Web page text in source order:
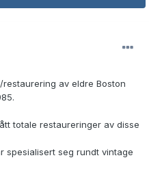
av eldre Boston
totale restaureringer av disse
spesialisert seg rundt vintage